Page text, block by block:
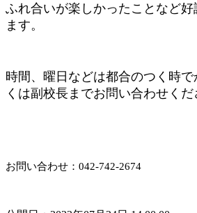
ふれ合いが楽しかったことなど好
ます。
時間、曜日などは都合のつく時
くは副校長までお問い合わせくだ
お問い合わせ：042-742-2674